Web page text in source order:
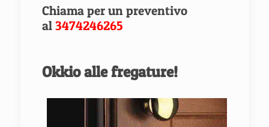
Chiama per un preventivo
al 3474246265
Okkio alle fregature!